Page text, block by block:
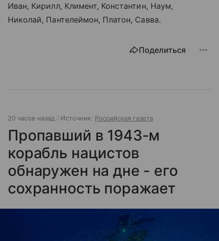
Иван, Кирилл, Климент, Константин, Наум,
Николай, Пантелеймон, Платон, Савва.
Поделиться
20 часов назад Источник: Российская газета
Пропавший в 1943-м
корабль нацистов
обнаружен на дне - его
сохранность поражает